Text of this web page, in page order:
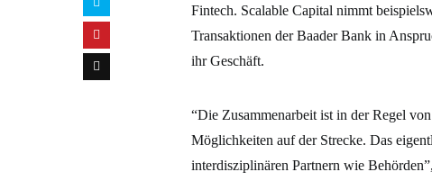
Fintech. Scalable Capital nimmt
Transaktionen der Baader Bank in
ihr Geschäft.
“Die Zusammenarbeit ist in der Regel
Möglichkeiten auf der Strecke. Das
interdisziplinären Partnern wie